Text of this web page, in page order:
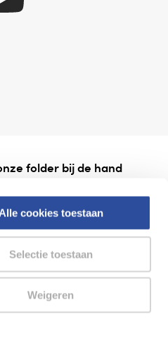
cookies toestaan
Selectie toestaan
Weigeren
folder bij de hand